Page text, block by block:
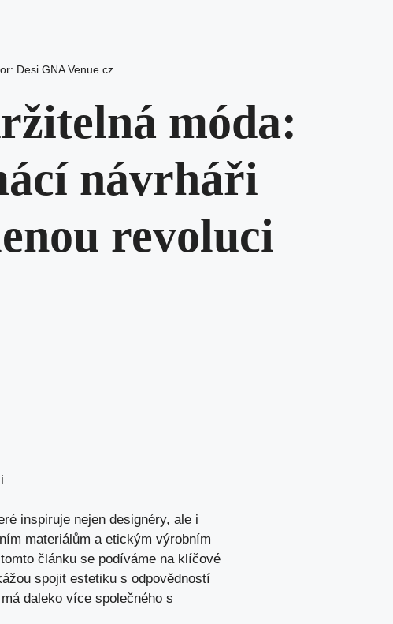
Desi GNA Venue.cz
móda:
návrháři
revoluci
inspiruje nejen designéry, ale i
materiálům a‌ etickým výrobním
článku ⁢se podíváme ⁢na klíčové
spojit estetiku⁣ s‍ odpovědností
daleko‍ více společného s⁤